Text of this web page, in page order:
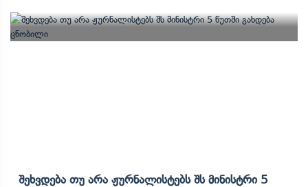
Შეხვდება Თუ Არა Ჟურნალისტებს Შს Მინისტრი 5